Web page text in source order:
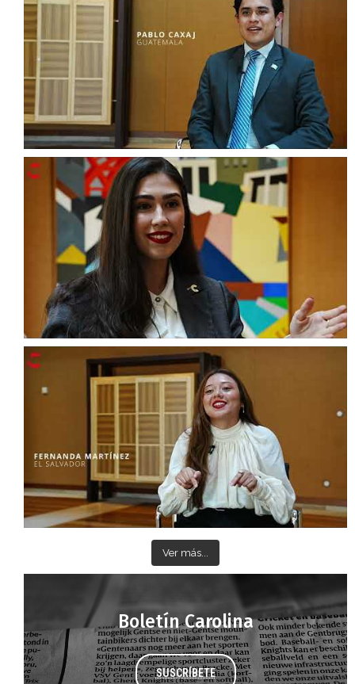
Ver más...
Boletín Carolina
SUSCRÍBETE